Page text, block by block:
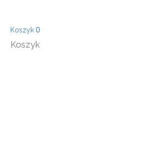
Koszyk 0
Koszyk